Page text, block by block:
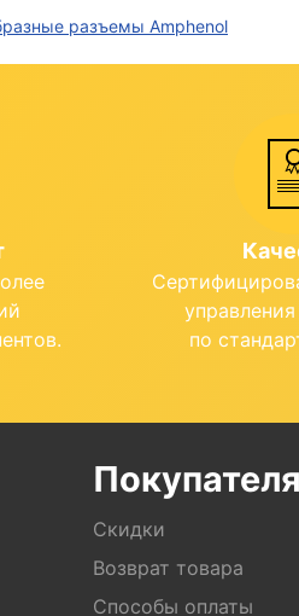
разъемы Amphenol
по
Скидки
Возврат товара
Способы оплаты